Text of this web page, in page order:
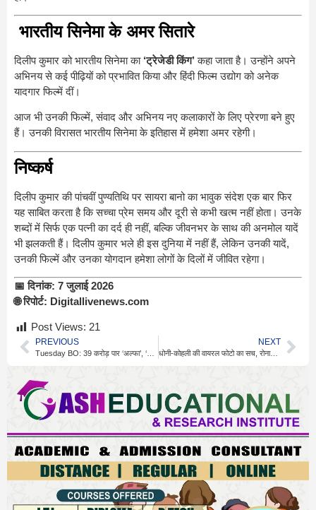
भारतीय सिनेमा के अमर सितारे
दिलीप कुमार को भारतीय सिनेमा का ‘ट्रेजेडी किंग’कहा जाता है। उन्होंने अपने
अभिनय से कई पीढ़ियों को प्रभावित किया और हिंदी फिल्म उद्योग को अनेक
यादगार फिल्में दीं।
आज भी उनकी फिल्में, संवाद और अभिनय नए कलाकारों के लिए प्रेरणा बने हुए
हैं। उनकी विरासत भारतीय सिनेमा के इतिहास में हमेशा अमर रहेगी।
निष्कर्ष
दिलीप कुमार की पांचवीं पुण्यतिथि पर सायरा बानो का भावुक संदेश एक बार फिर
यह साबित करता है कि सच्चा प्रेम समय और दूरी से कभी खत्म नहीं होता। उनके
शब्दों में सिर्फ एक पत्नी का दर्द ही नहीं, बल्कि जीवनभर के साथ की अनमोल यादें
भी झलकती हैं। दिलीप कुमार भले ही इस दुनिया में नहीं हैं, लेकिन उनकी यादें,
उनकी फिल्में और उनका योगदान हमेशा लोगों के दिलों में जीवित रहेगा।
📅 दिनांक: 7 जुलाई 2026
🌐 रिपोर्ट: Digitallivenews.com
Post Views: 21
PREVIOUS NEXT
धोनी-कोहली की वायरल फोटो का सच, रोनाल्डो मैच से नहीं है संबंध